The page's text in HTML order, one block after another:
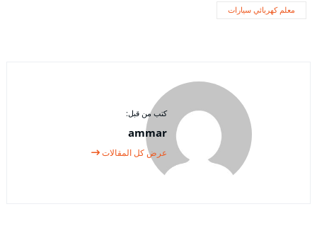
معلم كهربائي سيارات
كتب من قبل:
ammar
عرض كل المقالات